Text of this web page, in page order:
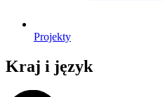
Projekty
Kraj i język